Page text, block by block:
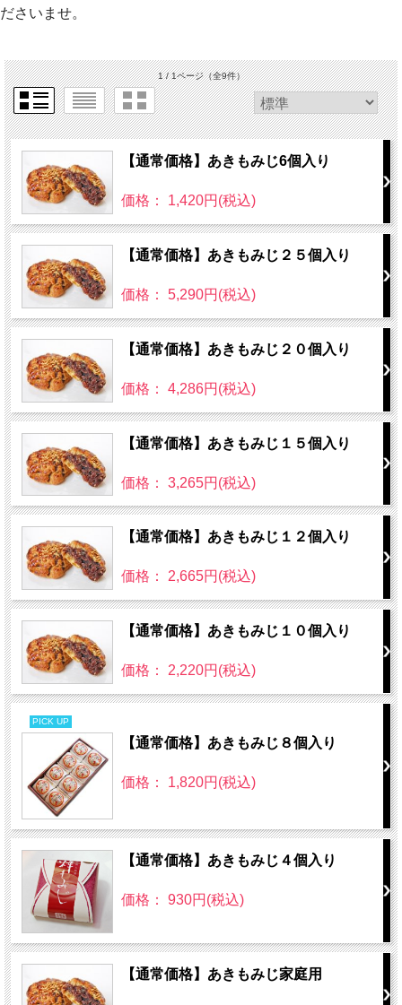
ださいませ。
1 / 1ページ（全9件）
【通常価格】あきもみじ6個入り
価格： 1,420円(税込)
【通常価格】あきもみじ２５個入り
価格： 5,290円(税込)
【通常価格】あきもみじ２０個入り
価格： 4,286円(税込)
【通常価格】あきもみじ１５個入り
価格： 3,265円(税込)
【通常価格】あきもみじ１２個入り
価格： 2,665円(税込)
【通常価格】あきもみじ１０個入り
価格： 2,220円(税込)
PICK UP
【通常価格】あきもみじ８個入り
価格： 1,820円(税込)
【通常価格】あきもみじ４個入り
価格： 930円(税込)
【通常価格】あきもみじ家庭用